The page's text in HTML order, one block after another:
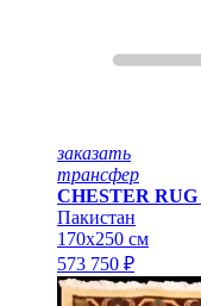
заказать
трансфер
CHESTER RUG
Пакистан
170x250 см
573 750 ₽